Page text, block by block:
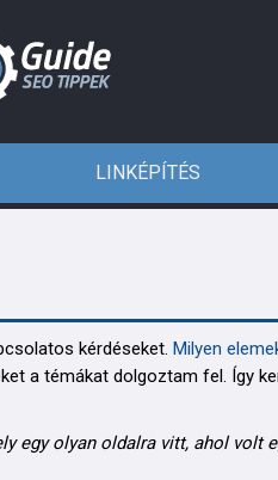
LINKÉPÍTÉS
kérdéseket. Milyen
a témákat dolgoztam fel. Így
olyan oldalra vitt, ahol volt